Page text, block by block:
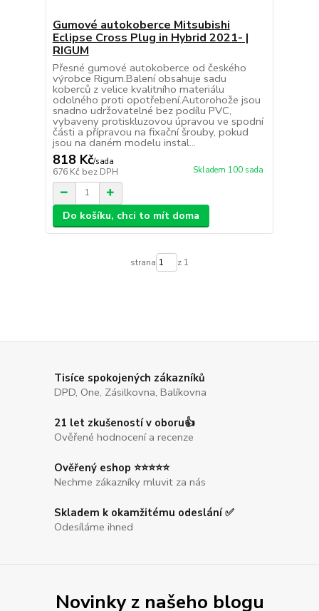
Gumové autokoberce Mitsubishi
Eclipse Cross Plug in Hybrid 2021- |
RIGUM
Přesné gumové autokoberce od českého
výrobce Rigum.Balení obsahuje sadu
koberců z velice kvalitního materiálu
odolného proti opotřebení.Autorohože jsou
snadno udržovatelné bez podílu PVC,
vybaveny protiskluzovou úpravou ve spodní
části a přípravou na fixační šrouby, pokud
jsou na daném modelu instal...
818 Kč/sada
676 Kč bez DPH Skladem 100 sada
Do košíku, chci to mít doma
strana z 1
Tisíce spokojených zákazníků
DPD, One, Zásilkovna, Balíkovna
21 let zkušeností v oboru👍
Ověřené hodnocení a recenze
Ověřený eshop ⭐⭐⭐⭐⭐
Nechme zákazníky mluvit za nás
Skladem k okamžitému odeslání ✅
Odesíláme ihned
Novinky z našeho blogu